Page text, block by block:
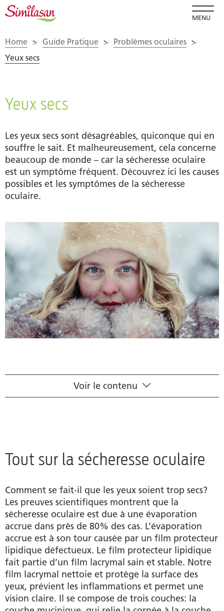
MENU
Home > Guide Pratique > Problèmes oculaires >
Yeux secs
Yeux secs
Les yeux secs sont désagréables, quiconque qui en
souffre le sait. Et malheureusement, cela concerne
beaucoup de monde – car la sécheresse oculaire
est un symptôme fréquent. Découvrez ici les causes
possibles et les symptômes de la sécheresse
oculaire.
Tout sur la sécheresse oculaire
Paupières sèches
Produits
Auteur
Voir le contenu
Tout sur la sécheresse oculaire
Comment se fait-il que les yeux soient trop secs?
Les preuves scientifiques montrent que la
sécheresse oculaire est due à une évaporation
accrue dans près de 80% des cas. L’évaporation
accrue est à son tour causée par un film protecteur
lipidique défectueux. Le film protecteur lipidique
fait partie d’un film lacrymal sain et stable. Notre
film lacrymal nettoie et protège la surface des
yeux, prévient les inflammations et permet une
vision claire. Il se compose de trois couches: la